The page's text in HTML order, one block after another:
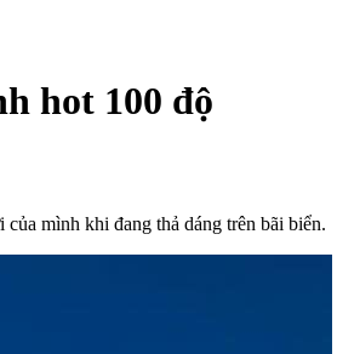
hot 100 độ
mình khi đang thả dáng trên bãi biển.